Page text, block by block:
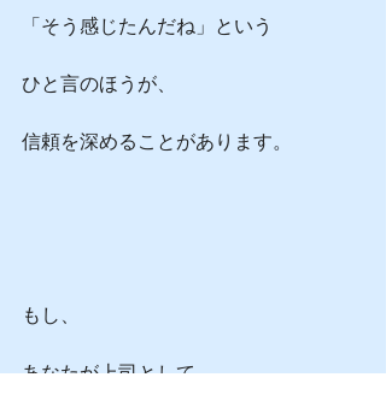
「そう感じたんだね」という
ひと言のほうが、
信頼を深めることがあります。
もし、
あなたが上司として、